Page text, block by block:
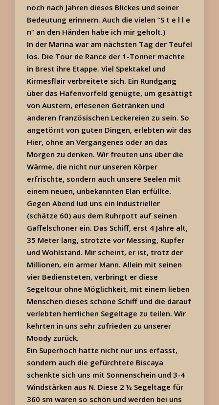
noch nach Jahren dieses Blickes und seiner
Bedeutung erinnern. Auch die vielen “S t e l l e
n“ an den Händen habe ich mir geholt.)
In der Marina war am nächsten Tag der Teufel
los. Die Tour de Rance der 1-Tonner machte
in Brest ihre Etappe. Viel Spektakel und
Kirmesflair verbreitete sich. Ein Rundgang
über das Hafenvorfeld genügte, um gesättigt
von Austern, erlesenen Getränken und
anderen französischen Leckereien zu sein. So
angetörnt von guten Dingen, erlebten wir das
Hier, ohne an Vergangenes oder an das
Morgen zu denken. Wir freuten uns über die
Wärme, die nicht nur unseren Körper
erfrischte, sondern auch unsere Seelen mit
einem neuen, unbekannten Elan erfüllte.
Gegen Abend lud uns ein Industrieller
(schätze 60) aus dem Ruhrpott auf seinen
Gaffelschoner ein. Das Schiff, erst 4 Jahre alt,
35 Meter lang, strotzte vor Messing, Kupfer
und Wohlstand. Mir scheint, er ist, trotz der
Millionen, ein armer Mann. Allein mit seinen
vier Bediensteten, verbringt er diese
Segeltour ohne Möglichkeit, mit einem lieben
Menschen dieses schöne Schiff und die darauf
verlebten herrlichen Segeltage zu teilen. Wir
kehrten in uns sehr zufrieden zu unserer
Moody zurück.
Ein Superhoch hatte nicht nur uns erfasst,
sondern auch die gefürchtete Biscaya
schenkte sich uns mit Sonnenschein und 3-4
Windstärken aus N. Diese 2 ½ Segeltage für
360 sm waren so schön und werden bei uns